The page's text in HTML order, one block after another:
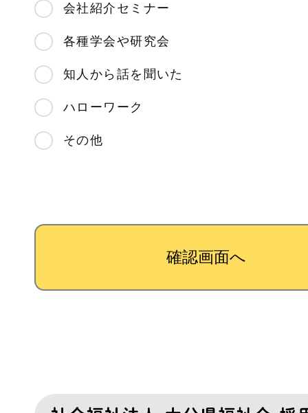
会社紹介セミナー
各種学会や研究会
知人から話を聞いた
ハローワーク
その他